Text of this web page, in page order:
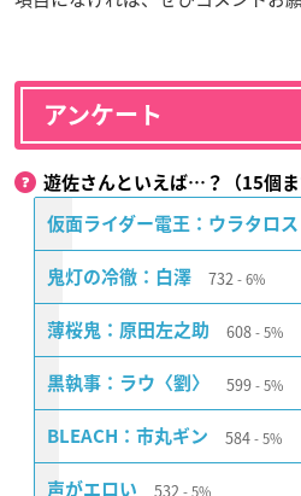
アンケート
遊佐さんといえば…？（15個ま
仮面ライダー電王：ウラタロス
鬼灯の冷徹：白澤 732 6%
薄桜鬼：原田左之助 608 5%
黒執事：ラウ〈劉〉 599 5%
BLEACH：市丸ギン 584 5%
声がエロい 532 5%